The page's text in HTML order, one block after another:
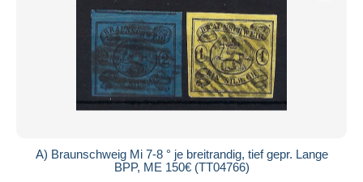
A) Braunschweig Mi 7-8 ° je breitrandig, tief gepr. Lange
BPP, ME 150€ (TT04766)